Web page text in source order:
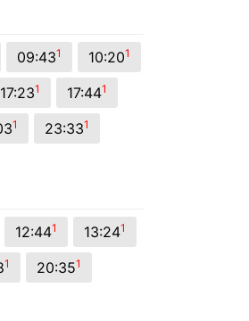
09:431 10:201
17:231 17:441
1 23:331
12:441 13:241
1 20:351